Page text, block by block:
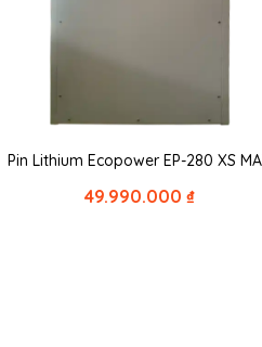
Pin Lithium Ecopower EP-280 XS
49.990.000 ₫